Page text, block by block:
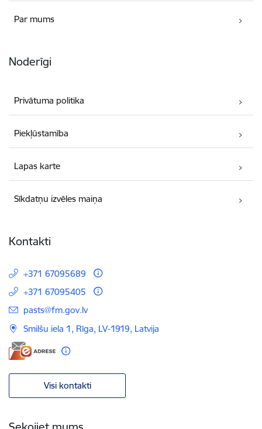
Par mums
Noderīgi
Privātuma politika
Piekļūstamība
Lapas karte
Sīkdatņu izvēles maiņa
Kontakti
+371 67095689
+371 67095405
E-pasts:
pasts@fm.gov.lv
Smilšu iela 1, Rīga, LV-1919, Latvija
Visi kontakti